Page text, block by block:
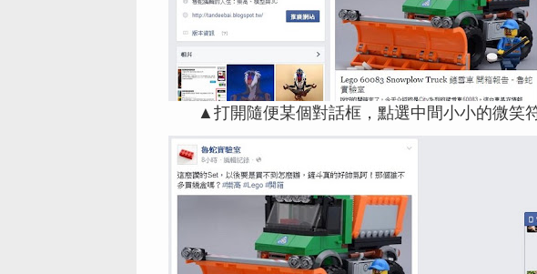
▲打開隨便某個對話框，點選中間小小的微笑